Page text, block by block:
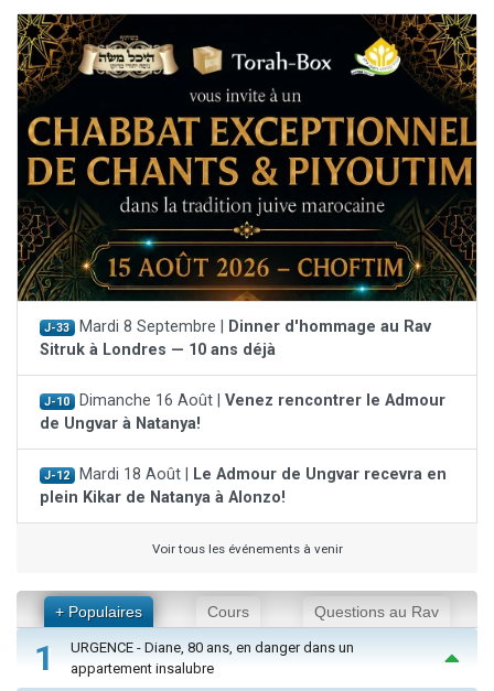
J-33 Mardi 8 Septembre |
Dinner d'hommage au Rav
Sitruk à Londres — 10 ans déjà
J-10 Dimanche 16 Août | Venez rencontrer le Admour
de Ungvar à Natanya!
J-12 Mardi 18 Août |
Le Admour de Ungvar recevra en
plein Kikar de Natanya à Alonzo!
Voir tous les événements à venir
+ Populaires Cours Questions au Rav
1
URGENCE - Diane, 80 ans, en danger dans un
appartement insalubre